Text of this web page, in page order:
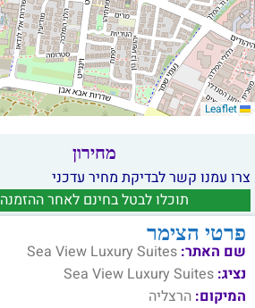
Leaflet
מחירון
צרו עמנו קשר לבדיקת מחיר עדכני
תוכלו לבטל בחינם לאחר ההזמנה
פרטי הצימר
שם האתר: Sea View Luxury Suites
נציג: Sea View Luxury Suites
המיקום: הרצליה